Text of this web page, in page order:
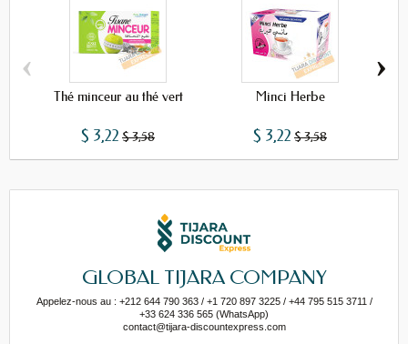
Thé minceur au thé vert
$ 3,22 $ 3,58
Minci Herbe
$ 3,22 $ 3,58
‹ ›
GLOBAL TIJARA COMPANY
Appelez-nous au : +212 644 790 363 / +1 720 897 3225 / +44 795 515 3711 /
+33 624 336 565 (WhatsApp)
contact@tijara-discountexpress.com